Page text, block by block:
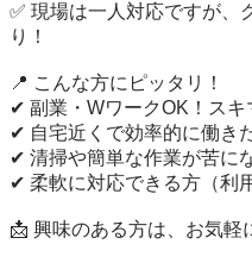
✅ 現場は一人対応ですが、
り！
📍 こんな方にピッタリ！
✔ 副業・WワークOK！ス
✔ 自宅近くで効率的に働き
✔ 清掃や簡単な作業が苦に
✔ 柔軟に対応できる方（利
📩 興味のある方は、お気軽